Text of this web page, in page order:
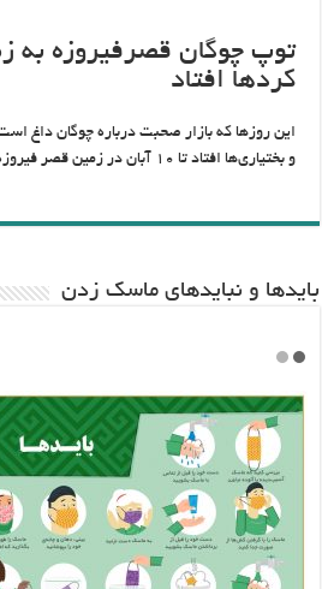
توپ چوگان قصرفیروزه به
کردها افتاد
این روزها که بازار صحبت درباره چوگان داغ
و بختیاری‌ها افتاد تا ۱۰ آبان در زمین قصر فیروزه با لباس محلی مسابقه دهند.
باید‌ها و نبایدهای ماسک زدن